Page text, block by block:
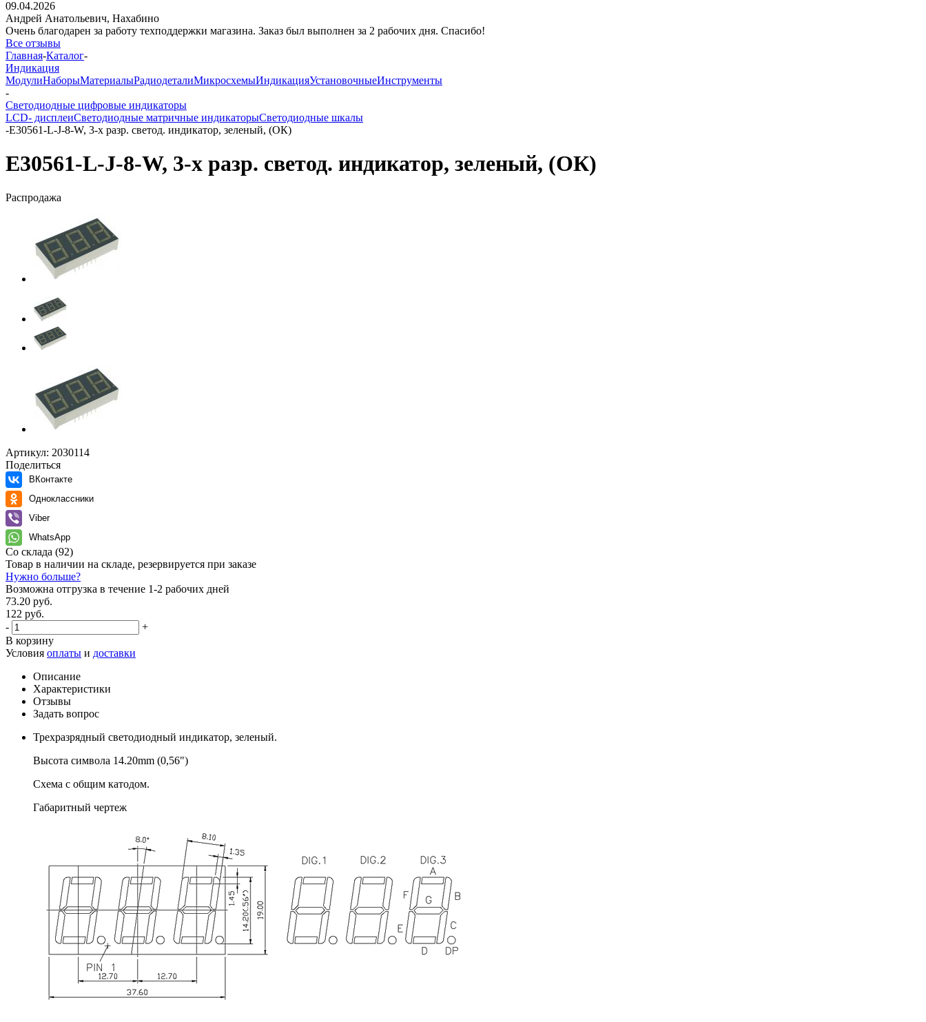
09.04.2026
Андрей Анатольевич, Нахабино
Очень благодарен за работу техподдержки магазина. Заказ был выполнен за 2 рабочих дня. Спасибо!
Все отзывы
Главная-Каталог-
Индикация
МодулиНаборыМатериалыРадиодеталиМикросхемыИндикацияУстановочныеИнструменты
-
Светодиодные цифровые индикаторы
LCD- дисплеиСветодиодные матричные индикаторыСветодиодные шкалы
-E30561-L-J-8-W, 3-х разр. светод. индикатор, зеленый, (ОК)
E30561-L-J-8-W, 3-х разр. светод. индикатор, зеленый, (ОК)
Распродажа
Артикул: 2030114
Поделиться
ВКонтакте
Одноклассники
Viber
WhatsApp
Со склада (92)
Товар в наличии на складе, резервируется при заказе
Нужно больше?
Возможна отгрузка в течение 1-2 рабочих дней
73.20 руб.
122 руб.
-
+
В корзину
Условия оплаты и доставки
Описание
Характеристики
Отзывы
Задать вопрос
Трехразрядный светодиодный индикатор, зеленый.
Высота символа 14.20mm (0,56")
Схема с общим катодом.
Габаритный чертеж